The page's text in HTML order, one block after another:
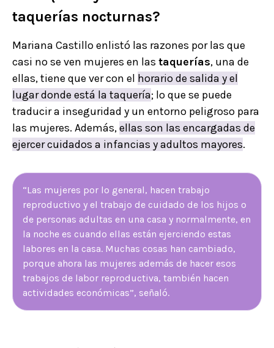
taquerías nocturnas?
Mariana Castillo enlistó las razones por las que
casi no se ven mujeres en las taquerías, una de
ellas, tiene que ver con el horario de salida y el
lugar donde está la taquería; lo que se puede
traducir a inseguridad y un entorno peligroso para
las mujeres. Además,ellas son las encargadas de
ejercer cuidados a infancias y adultos mayores.
“Las mujeres por lo general, hacen trabajo
reproductivo y el trabajo de cuidado de los hijos o
de personas adultas en una casa y normalmente, en
la noche es cuando ellas están ejerciendo estas
labores en la casa. Muchas cosas han cambiado,
porque ahora las mujeres además de hacer esos
trabajos de labor reproductiva, también hacen
actividades económicas”, señaló.